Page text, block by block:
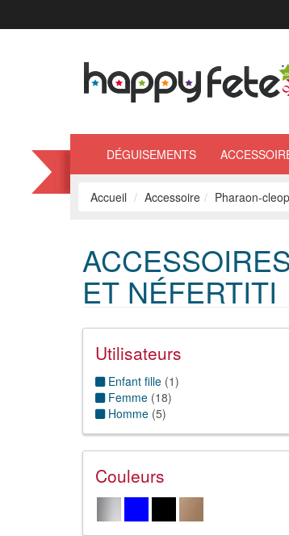
DÉGUISEMENTS
Accueil Accessoire Pharaon-
ET NÉFERTITI
Utilisateurs
Enfant fille (1)
Femme (18)
Homme (5)
Couleurs